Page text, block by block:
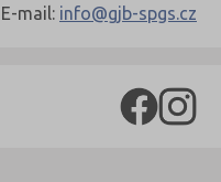
E-mail: info@gjb-spgs.cz